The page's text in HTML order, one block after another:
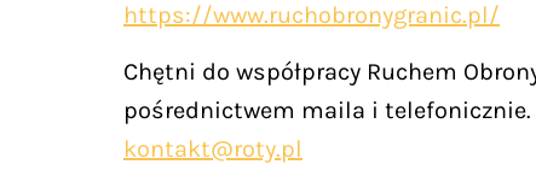
https://www.ruchobronygranic.pl/
Chętni do współpracy Ruchem
pośrednictwem maila i telefonicznie.
kontakt@roty.pl